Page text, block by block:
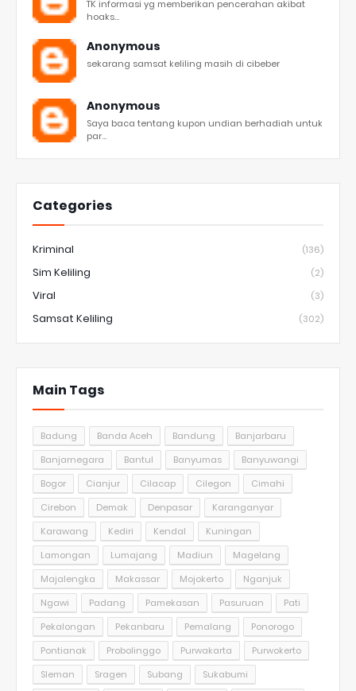
TK informasi yg memberikan pencerahan akibat
hoaks...
Anonymous
sekarang samsat keliling masih di cibeber
Anonymous
Saya baca tentang kupon undian berhadiah untuk
par...
Categories
Kriminal (136)
Sim Keliling (2)
Viral (3)
Samsat Keliling (302)
Main Tags
Badung Banda Aceh Bandung
Banjarbaru
Banjarnegara
Bantul Banyumas
Banyuwangi
Bogor
Cianjur Cilacap Cilegon
Cimahi
Cirebon
Demak Denpasar
Karanganyar
Karawang
Kediri Kendal
Kuningan
Lamongan
Lumajang Madiun
Magelang
Majalengka
Makassar Mojokerto
Nganjuk
Ngawi
Padang Pamekasan Pasuruan
Pati
Pekalongan
Pekanbaru Pemalang
Ponorogo
Pontianak
Probolinggo Purwakarta
Purwokerto
Sleman
Sragen Subang
Sukabumi